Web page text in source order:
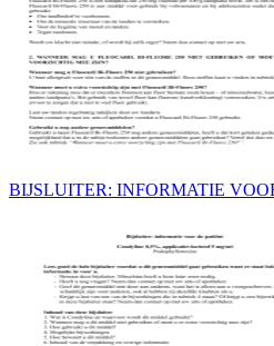
BIJSLUITER: INFORMATIE